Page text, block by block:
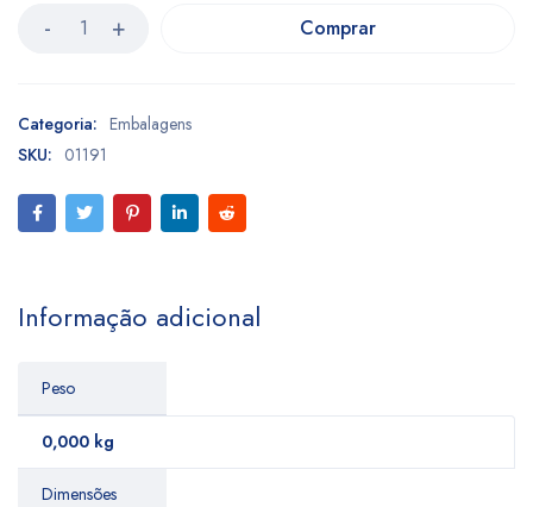
Comprar
Categoria: Embalagens
SKU: 01191
Informação adicional
Peso
0,000 kg
Dimensões